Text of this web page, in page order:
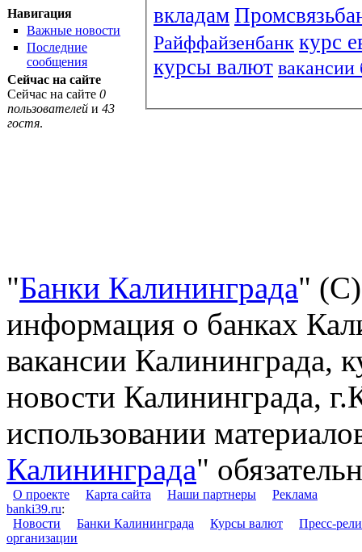
Навигация
Важные новости
Последние
сообщения
Сейчас на сайте
Сейчас на сайте 0
пользователей и 43
гостя.
вкладам
Райффайзенбанк курс
курсы валют вакансии
"Банки Калининграда"
информация о банках
вакансии Калининграда,
новости Калининграда,
использовании
Калининграда"
О проекте Карта сайта Наши партнеры
Реклама
banki39.ru:
Новости
Банки Калининграда Курсы валют
Пресс-
организации